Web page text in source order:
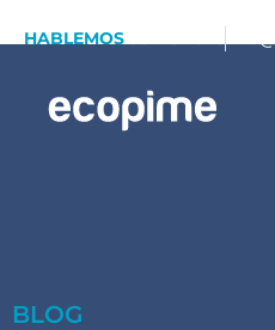
HABLEMOS
BLOG